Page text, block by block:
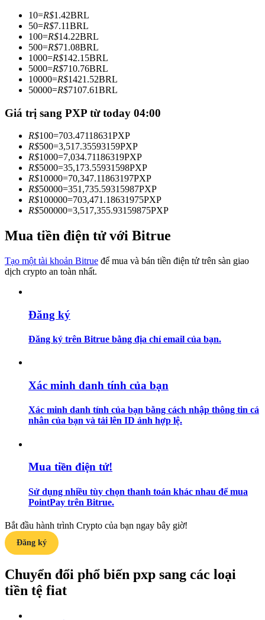
Trở thành Nhà giao dịch Sao chép
Tận hưởng chia sẻ lợi nhuận và hoa hồng giao dịch sao chép
Thông tin
Hướng dẫn
Học cách duy trì lợi nhuận
10=R$1.42BRL
50=R$7.11BRL
100=R$14.22BRL
500=R$71.08BRL
1000=R$142.15BRL
5000=R$710.76BRL
10000=R$1421.52BRL
50000=R$7107.61BRL
Giá trị sang PXP từ today 04:00
R$100=703.47118631PXP
R$500=3,517.35593159PXP
R$1000=7,034.71186319PXP
R$5000=35,173.55931598PXP
R$10000=70,347.11863197PXP
R$50000=351,735.59315987PXP
R$100000=703,471.18631975PXP
R$500000=3,517,355.93159875PXP
Mua tiền điện tử với Bitrue
Tạo một tài khoản Bitrue để mua và bán tiền điện tử trên sàn giao
dịch crypto an toàn nhất.
Đăng ký
Đăng ký trên Bitrue bằng địa chỉ email của bạn.
Xác minh danh tính của bạn
Xác minh danh tính của bạn bằng cách nhập thông tin cá
nhân của bạn và tải lên ID ảnh hợp lệ.
Mua tiền điện tử!
Sử dụng nhiều tùy chọn thanh toán khác nhau để mua
PointPay trên Bitrue.
Bắt đầu hành trình Crypto của bạn ngay bây giờ!
Đăng ký
Chuyển đổi phổ biến pxp sang các loại
tiền tệ fiat